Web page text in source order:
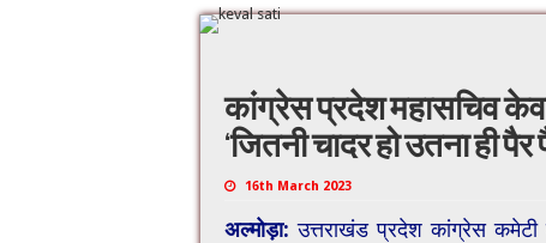
कांग्रेस प्रदेश महासचिव
‘जितनी चादर हो उतना ही पैर
16th March 2023
अल्मोड़ा: उत्तराखंड प्रदेश कांग्रेस कमेटी